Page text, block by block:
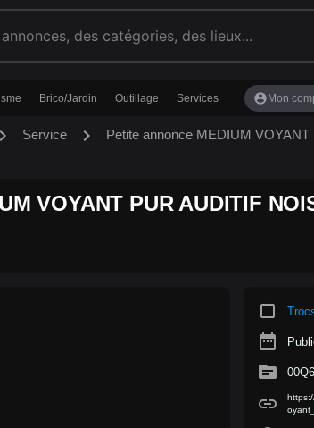
Brico/Jardin Outillage Services account_circle Mon
chevron_right Service chevron_right Petite annonce MEDIUM
VOYANT PUR AUDITIF
crop_square
date_range
source
link